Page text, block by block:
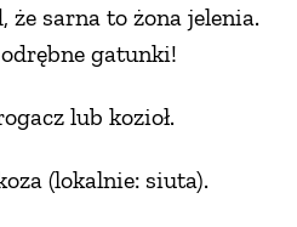
że sarna to żona jelenia.
gatunki!
lub kozioł.
(lokalnie: siuta).